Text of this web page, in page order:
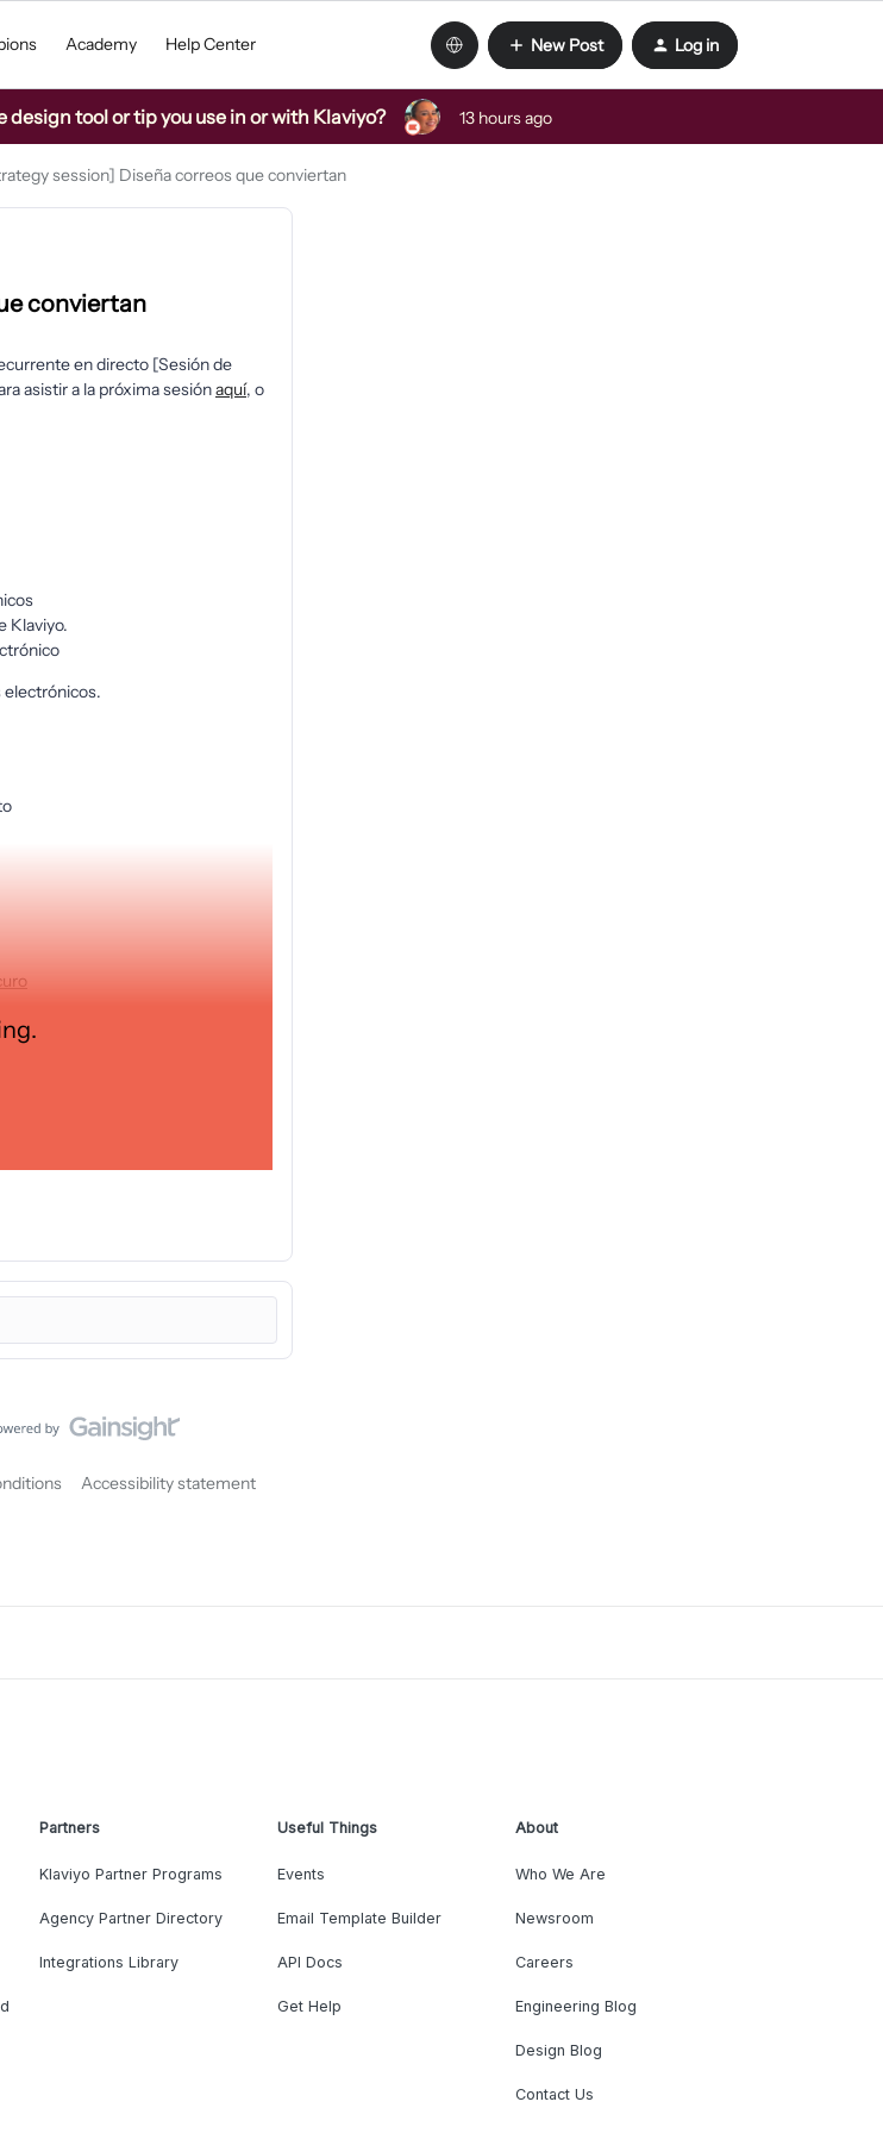
Academy Help Center New Post Log in
tool or tip you use in or with Klaviyo? 13 hours ago
session] Diseña correos que conviertan
conviertan
en directo [Sesión de
asistir a la próxima sesiónaquí, o
Klaviyo.
electrónicos.
Accessibility statement
Partners
Klaviyo Partner Programs
Agency Partner Directory
Integrations Library
Useful Things
Events
Email Template Builder
API Docs
Get Help
About
Who We Are
Newsroom
Careers
Engineering Blog
Design Blog
Contact Us